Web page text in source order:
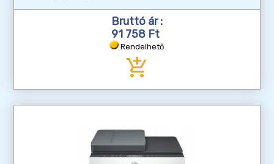
Bruttó ár :
91 758 Ft
Rendelhető
add_shopping_cart